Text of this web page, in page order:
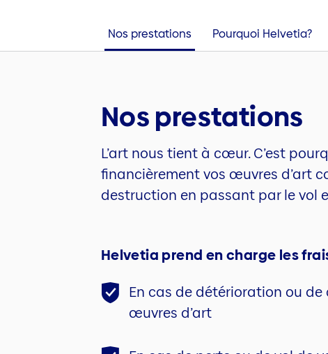
Nos prestations Pourquoi Helvetia?
Nos prestations
L’art nous tient à cœur. C’est
financièrement vos œuvres d’art
destruction en passant par le vol
Helvetia prend en charge les
En cas de détérioration ou
œuvres d’art